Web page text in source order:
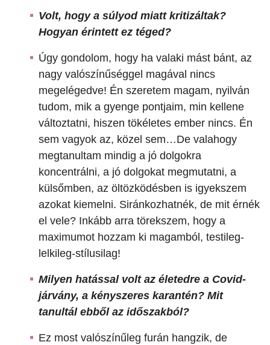
Volt, hogy a súlyod miatt kritizáltak?
Hogyan érintett ez téged?
Úgy gondolom, hogy ha valaki mást bánt, az
nagy valószínűséggel magával nincs
megelégedve! Én szeretem magam, nyilván
tudom, mik a gyenge pontjaim, min kellene
változtatni, hiszen tökéletes ember nincs. Én
sem vagyok az, közel sem…De valahogy
megtanultam mindig a jó dolgokra
koncentrálni, a jó dolgokat megmutatni, a
külsőmben, az öltözködésben is igyekszem
azokat kiemelni. Siránkozhatnék, de mit érnék
el vele? Inkább arra törekszem, hogy a
maximumot hozzam ki magamból, testileg-
lelkileg-stílusilag!
Milyen hatással volt az életedre a Covid-
járvány, a kényszeres karantén? Mit
tanultál ebből az időszakból?
Ez most valószínűleg furán hangzik, de